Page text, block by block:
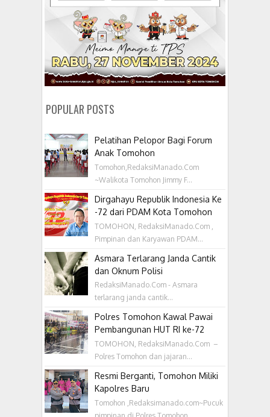
POPULAR POSTS
Pelatihan Pelopor Bagi Forum
Anak Tomohon
Tomohon,RedaksiManado.Com
~Walikota Tomohon Jimmy F...
Dirgahayu Republik Indonesia Ke
-72 dari PDAM Kota Tomohon
TOMOHON, RedaksiManado.Com ,
Pimpinan dan Karyawan PDAM...
Asmara Terlarang Janda Cantik
dan Oknum Polisi
RedaksiManado.Com - Asmara
terlarang janda cantik...
Polres Tomohon Kawal Pawai
Pembangunan HUT RI ke-72
TOMOHON, RedaksiManado.Com –
Polres Tomohon dan jajaran...
Resmi Berganti, Tomohon Miliki
Kapolres Baru
Tomohon ,Redaksimanado.com~Pucuk